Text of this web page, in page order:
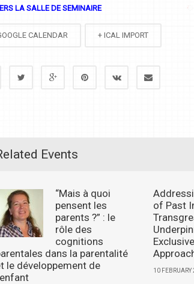
LA SALLE DE SEMINAIRE
CALENDAR + ICAL IMPORT
Events
“Mais à quoi
pensent les
parents ?” : le
rôle des
cognitions
dans la parentalité
le développement de
of Past
10